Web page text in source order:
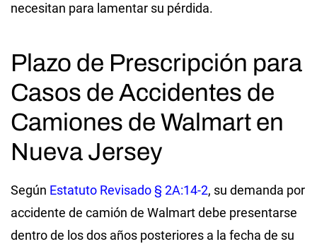
necesitan para lamentar su pérdida.
Plazo de Prescripción para
Casos de Accidentes de
Camiones de Walmart en
Nueva Jersey
Según Estatuto Revisado § 2A:14-2, su demanda por
accidente de camión de Walmart debe presentarse
dentro de los dos años posteriores a la fecha de su